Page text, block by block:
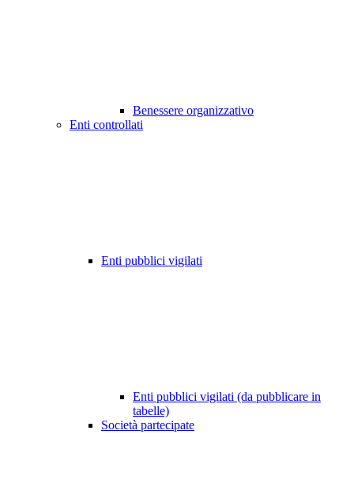
Benessere organizzativo
Enti controllati
Enti pubblici vigilati
Enti pubblici vigilati (da pubblicare in
tabelle)
Società partecipate